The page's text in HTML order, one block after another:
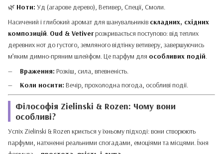
🌿 Ноти: Уд (агарове дерево), Ветивер, Спеції, Смоли.
Насичений і глибокий аромат для шанувальників складних, східних
композицій. Oud & Vetiverрозкривається поступово: від теплих
деревних нот до густого, земляного відтінку ветиверу, завершуючись
м’яким димно-пряним шлейфом. Це парфум для особливих подій.
Враження: Розкіш, сила, впевненість.
Коли носити: Вечір, прохолодна погода, особливі події.
Філософія Zielinski & Rozen: Чому вони
особливі?
Успіх Zielinski & Rozen криється у їхньому підході: вони створюють
парфуми, натхненні реальними спогадами, емоціями та місцями. Їхня